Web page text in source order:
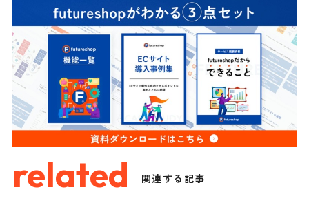
related 関連する記事